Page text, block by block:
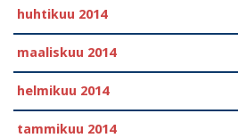
huhtikuu 2014
maaliskuu 2014
helmikuu 2014
tammikuu 2014